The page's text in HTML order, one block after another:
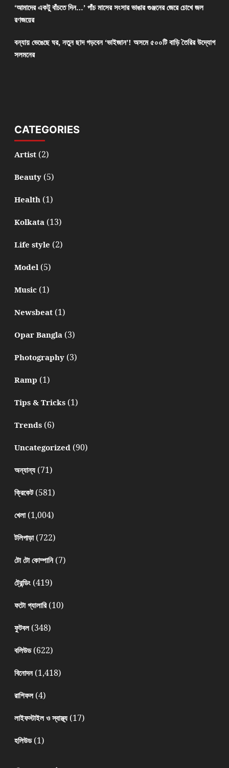
‘আমাদের একটু বাঁচতে দিন…’ পাঁচ মাসের সংসার ভাঙার গুঞ্জনের জেরে চোখে জল
রণজয়ের
বন্যায় ভেঙেছে ঘর, নতুন ছাদ গড়বেন ‘ভাইজান’! অসমে ৫০০টি বাড়ি তৈরির উদ্যোগ
সলমনের
CATEGORIES
Artist(2)
Beauty(5)
Health(1)
Kolkata(13)
Life style (2)
Model(5)
Music(1)
Newsbeat(1)
Opar Bangla(3)
Photography(3)
Ramp (1)
Tips & Tricks(1)
Trends(6)
Uncategorized(90)
অন্যান্য(71)
ক্রিকেট(581)
খেলা(1,004)
টলিপাড়া(722)
টো টো কোম্পানি(7)
ট্রেন্ডিং(419)
ফটো গ্যালারি(10)
ফুটবল(348)
বলিউড(622)
বিনোদন(1,418)
রাশিফল(4)
লাইফস্টাইল ও স্বাস্থ্য(17)
হলিউড(1)